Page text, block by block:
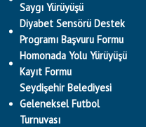
Saygı Yürüyüşü
Diyabet Sensörü Destek
Programı Başvuru Formu
Homonada Yolu Yürüyüşü
Kayıt Formu
Seydişehir Belediyesi
Geleneksel Futbol
Turnuvası